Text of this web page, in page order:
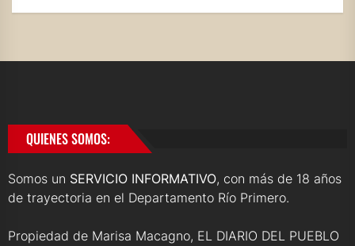
QUIENES SOMOS:
Somos un SERVICIO INFORMATIVO, con más de 18 años
de trayectoria en el Departamento Río Primero.
Propiedad de Marisa Macagno, EL DIARIO DEL PUEBLO